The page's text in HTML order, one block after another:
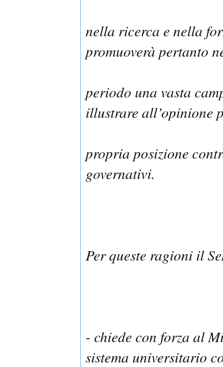
nella ricerca e nella
promuoverà pertanto
periodo una vasta
illustrare all’opinione
propria posizione
governativi.
Per queste ragioni il
- chiede con forza al
sistema universitario